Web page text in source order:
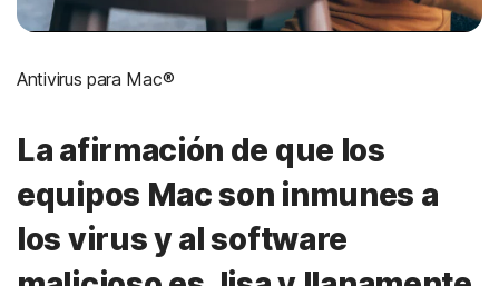
Antivirus para Mac®
La afirmación de que los
equipos Mac son inmunes a
los virus y al software